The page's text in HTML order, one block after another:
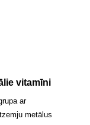
vitamīni
ar
metālus